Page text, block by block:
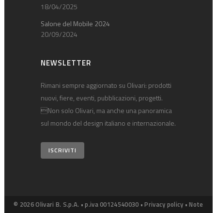
18/04/2025
Salone del Mobile 2024
20/09/2024
NEWSLETTER
Rimani sempre aggiornato su Olivari: prodotti
nuovi, fiere, eventi, pubblicazioni, progetti.
Non solo Olivari, ma anche una panoramica
sul mondo del design italiano e internazionale.
ISCRIVITI
© 2026 Olivari B. S.p.A. • p.iva 00124540030 •Privacy policy •Note